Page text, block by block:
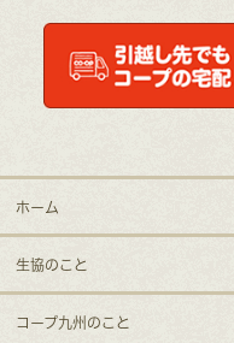
ホーム
生協のこと
コープ九州のこと